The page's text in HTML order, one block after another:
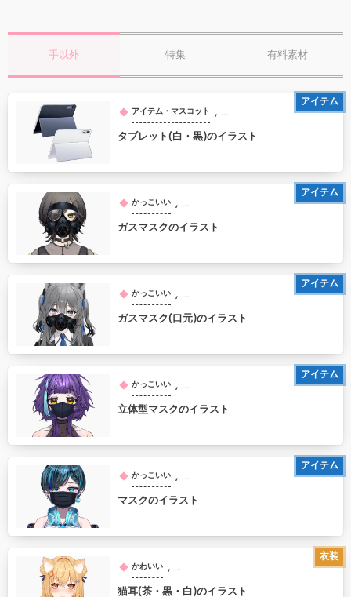
手以外 特集 有料素材
アイテム・マスコット , …
タブレット(白・黒)のイラスト
アイテム
かっこいい , …
ガスマスクのイラスト
アイテム
かっこいい , …
ガスマスク(口元)のイラスト
アイテム
かっこいい , …
立体型マスクのイラスト
アイテム
かっこいい , …
マスクのイラスト
アイテム
かわいい , …
猫耳(茶・黒・白)のイラスト
衣装